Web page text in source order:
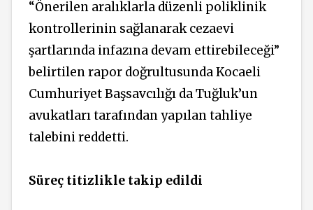
“Önerilen aralıklarla düzenli poliklinik
kontrollerinin sağlanarak cezaevi
şartlarında infazına devam ettirebileceği”
belirtilen rapor doğrultusunda Kocaeli
Cumhuriyet Başsavcılığı da Tuğluk’un
avukatları tarafından yapılan tahliye
talebini reddetti.
Süreç titizlikle takip edildi